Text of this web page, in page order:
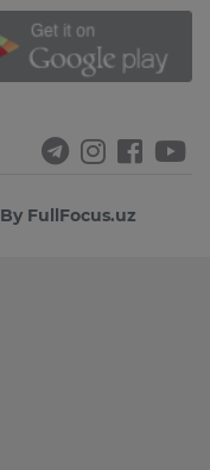
By FullFocus.uz